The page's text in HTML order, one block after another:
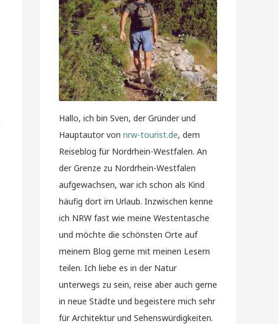
Hallo, ich bin Sven, der Gründer und
Hauptautor von nrw-tourist.de, dem
Reiseblog für Nordrhein-Westfalen. An
der Grenze zu Nordrhein-Westfalen
aufgewachsen, war ich schon als Kind
häufig dort im Urlaub. Inzwischen kenne
ich NRW fast wie meine Westentasche
und möchte die schönsten Orte auf
meinem Blog gerne mit meinen Lesern
teilen. Ich liebe es in der Natur
unterwegs zu sein, reise aber auch gerne
in neue Städte und begeistere mich sehr
für Architektur und Sehenswürdigkeiten.